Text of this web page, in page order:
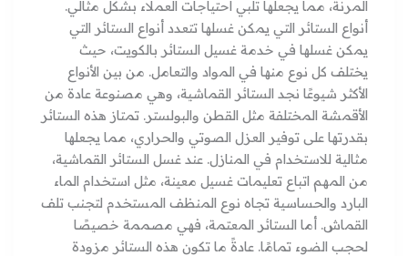
المرنة، مما يجعلها تلبي احتياجات العملاء بشكل مثالي.
أنواع الستائر التي يمكن غسلها تتعدد أنواع الستائر التي
يمكن غسلها في خدمة غسيل الستائر بالكويت، حيث
يختلف كل نوع منها في المواد والتعامل. من بين الأنواع
الأكثر شيوعًا نجد الستائر القماشية، وهي مصنوعة عادة من
الأقمشة المختلفة مثل القطن والبولستر. تمتاز هذه الستائر
بقدرتها على توفير العزل الصوتي والحراري، مما يجعلها
مثالية للاستخدام في المنازل. عند غسل الستائر القماشية،
من المهم اتباع تعليمات غسيل معينة، مثل استخدام الماء
البارد والحساسية تجاه نوع المنظف المستخدم لتجنب تلف
القماش. أما الستائر المعتمة، فهي مصممة خصيصًا
لحجب الضوء تمامًا. عادةً ما تكون هذه الستائر مزودة